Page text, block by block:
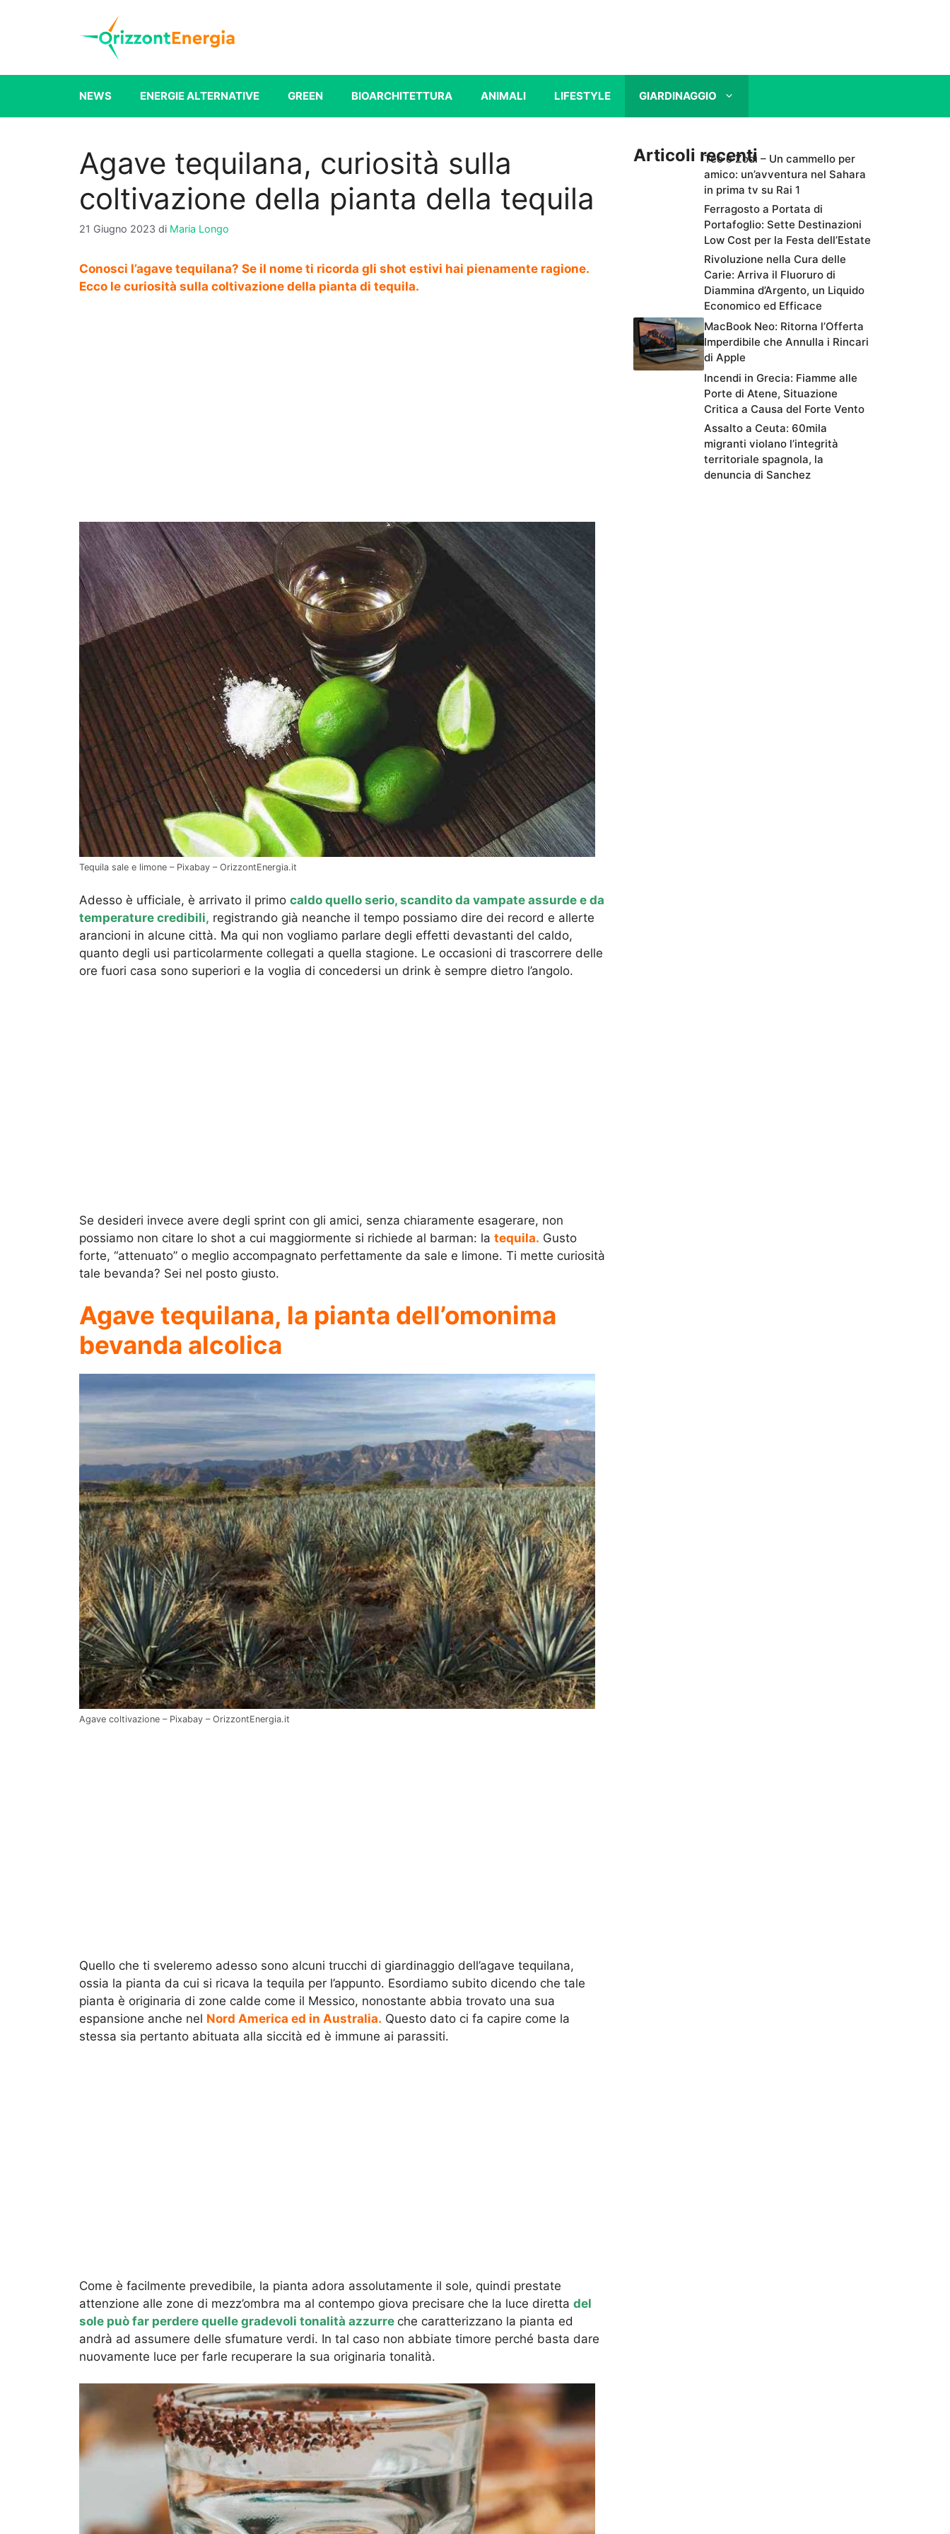
NEWS ENERGIE ALTERNATIVE GREEN BIOARCHITETTURA ANIMALI LIFESTYLE GIARDINAGGIO
Agave tequilana, curiosità sulla
coltivazione della pianta della tequila
21 Giugno 2023 di Maria Longo
Conosci l’agave tequilana? Se il nome ti ricorda gli shot estivi hai pienamente ragione.
Ecco le curiosità sulla coltivazione della pianta di tequila.
Tequila sale e limone – Pixabay – OrizzontEnergia.it
Adesso è ufficiale, è arrivato il primo caldo quello serio, scandito da vampate assurde e da
temperature credibili, registrando già neanche il tempo possiamo dire dei record e allerte
arancioni in alcune città. Ma qui non vogliamo parlare degli effetti devastanti del caldo,
quanto degli usi particolarmente collegati a quella stagione. Le occasioni di trascorrere delle
ore fuori casa sono superiori e la voglia di concedersi un drink è sempre dietro l’angolo.
Se desideri invece avere degli sprint con gli amici, senza chiaramente esagerare, non
possiamo non citare lo shot a cui maggiormente si richiede al barman: la tequila. Gusto
forte, “attenuato” o meglio accompagnato perfettamente da sale e limone. Ti mette curiosità
tale bevanda? Sei nel posto giusto.
Agave tequilana, la pianta dell’omonima
bevanda alcolica
Agave coltivazione – Pixabay – OrizzontEnergia.it
Quello che ti sveleremo adesso sono alcuni trucchi di giardinaggio dell’agave tequilana,
ossia la pianta da cui si ricava la tequila per l’appunto. Esordiamo subito dicendo che tale
pianta è originaria di zone calde come il Messico, nonostante abbia trovato una sua
espansione anche nel Nord America ed in Australia. Questo dato ci fa capire come la
stessa sia pertanto abituata alla siccità ed è immune ai parassiti.
Come è facilmente prevedibile, la pianta adora assolutamente il sole, quindi prestate
attenzione alle zone di mezz’ombra ma al contempo giova precisare che la luce diretta del
sole può far perdere quelle gradevoli tonalità azzurre che caratterizzano la pianta ed
andrà ad assumere delle sfumature verdi. In tal caso non abbiate timore perché basta dare
nuovamente luce per farle recuperare la sua originaria tonalità.
Articoli recentiTeo e Zodì – Un cammello per
amico: un’avventura nel Sahara
in prima tv su Rai 1
Ferragosto a Portata di
Portafoglio: Sette Destinazioni
Low Cost per la Festa dell’Estate
Rivoluzione nella Cura delle
Carie: Arriva il Fluoruro di
Diammina d’Argento, un Liquido
Economico ed Efficace
MacBook Neo: Ritorna l’Offerta
Imperdibile che Annulla i Rincari
di Apple
Incendi in Grecia: Fiamme alle
Porte di Atene, Situazione
Critica a Causa del Forte Vento
Assalto a Ceuta: 60mila
migranti violano l’integrità
territoriale spagnola, la
denuncia di Sanchez